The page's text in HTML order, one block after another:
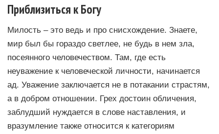
Приблизиться к Богу
Милость – это ведь и про снисхождение. Знаете,
мир был бы гораздо светлее, не будь в нем зла,
посеянного человечеством. Там, где есть
неуважение к человеческой личности, начинается
ад. Уважение заключается не в потакании страстям,
а в добром отношении. Грех достоин обличения,
заблудший нуждается в слове наставления, и
вразумление также относится к категориям